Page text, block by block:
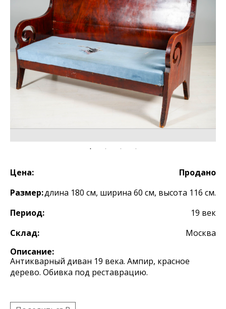
Цена:
Продано
Размер:длина 180 см, ширина 60 см, высота 116 см.
Период:
19 век
Склад:
Москва
Описание:
Антикварный диван 19 века. Ампир, красное
дерево. Обивка под реставрацию.